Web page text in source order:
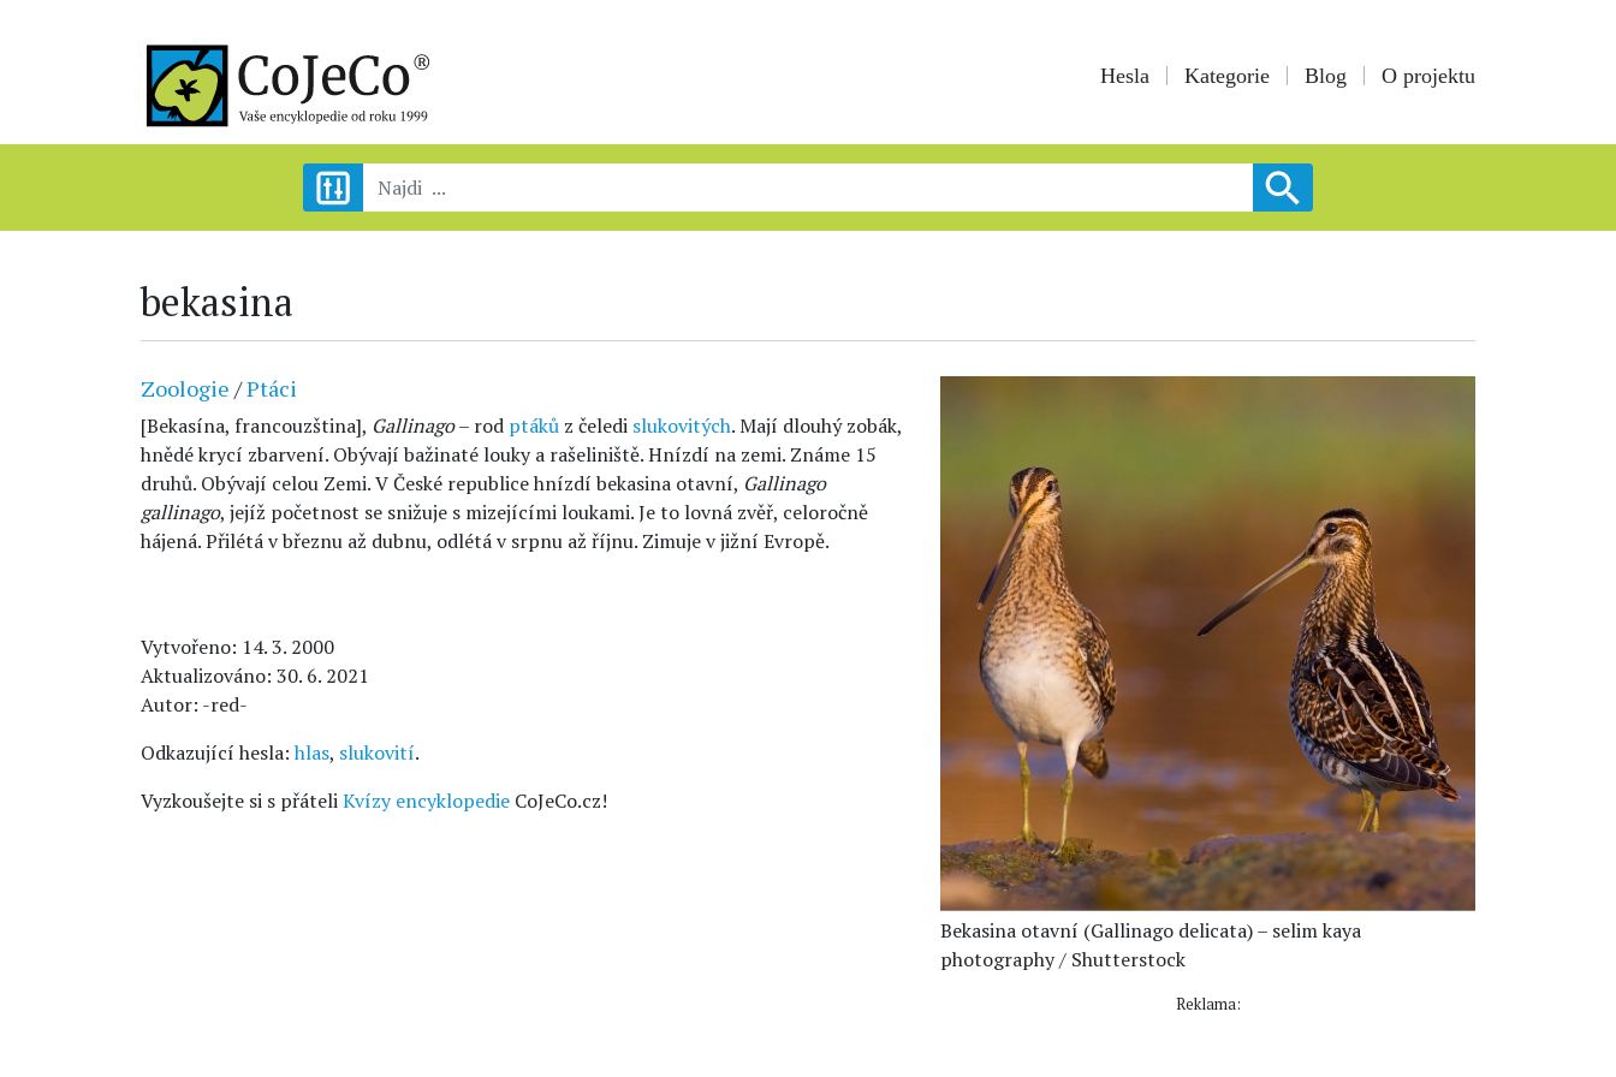
Hesla Kategorie Blog O projektu
bekasina
Zoologie /Ptáci
[Bekasína, francouzština], Gallinago– rod ptáků z čeledi slukovitých. Mají dlouhý zobák,
hnědé krycí zbarvení. Obývají bažinaté louky a rašeliniště. Hnízdí na zemi. Známe 15
druhů. Obývají celou Zemi. V České republice hnízdí bekasina otavní, Gallinago
gallinago, jejíž početnost se snižuje s mizejícími loukami. Je to lovná zvěř, celoročně
hájená. Přilétá v březnu až dubnu, odlétá v srpnu až říjnu. Zimuje v jižní Evropě.
Vytvořeno: 14. 3. 2000
Aktualizováno: 30. 6. 2021
Autor: -red-
Odkazující hesla: hlas, slukovití.
Vyzkoušejte si s přáteliKvízy encyklopedie CoJeCo.cz!
Bekasina otavní (Gallinago delicata) – selim kaya
photography / Shutterstock
Reklama: